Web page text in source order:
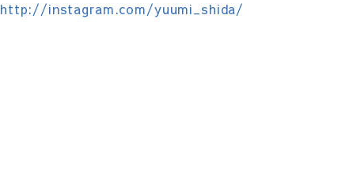
http://instagram.com/yuumi_shida/